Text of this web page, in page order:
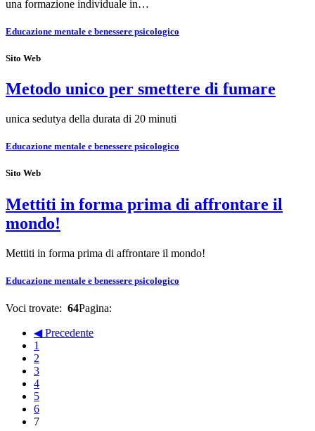
una formazione individuale in…
Educazione mentale e benessere psicologico
Sito Web
Metodo unico per smettere di fumare
unica sedutya della durata di 20 minuti
Educazione mentale e benessere psicologico
Sito Web
Mettiti in forma prima di affrontare il
mondo!
Mettiti in forma prima di affrontare il mondo!
Educazione mentale e benessere psicologico
Voci trovate: 64Pagina:
◀ Precedente
1
2
3
4
5
6
7